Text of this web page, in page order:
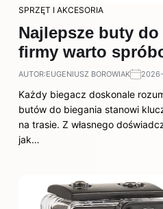
SPRZĘT I AKCESORIA
Najlepsze buty
firmy warto
AUTOR:EUGENIUSZ BOROWIAK
Każdy biegacz doskonale
butów do biegania stanowi
na trasie. Z własnego
jak…